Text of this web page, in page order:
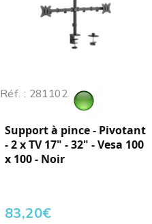
Réf. : 281102
Support à pince - Pivotant
- 2 x TV 17" - 32" - Vesa 100
x 100 - Noir
83,20€